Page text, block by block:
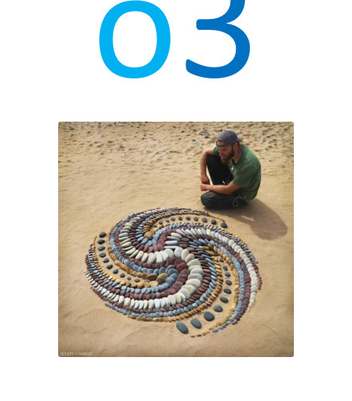
O3 és una manera de ser
persones i una manera d’estar
en el món que es desenvolupa
en els equips i projectes en
què col·laborem, relacions de
col·laboració que s’estenen
dins i fora de la nostra
organització.